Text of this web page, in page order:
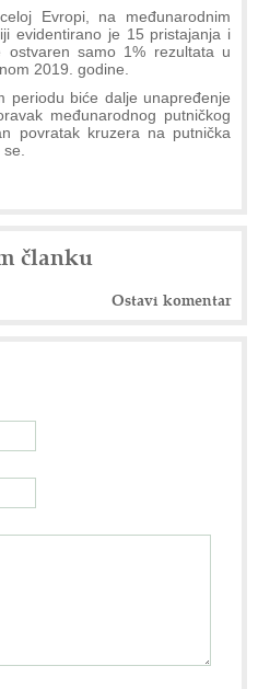
Evropi, na međunarodnim
evidentirano je 15 pristajanja i
samo 1% rezultata u
2019. godine.
periodu biće dalje unapređenje
međunarodnog putničkog
povratak kruzera na putnička
članku
Ostavi komentar